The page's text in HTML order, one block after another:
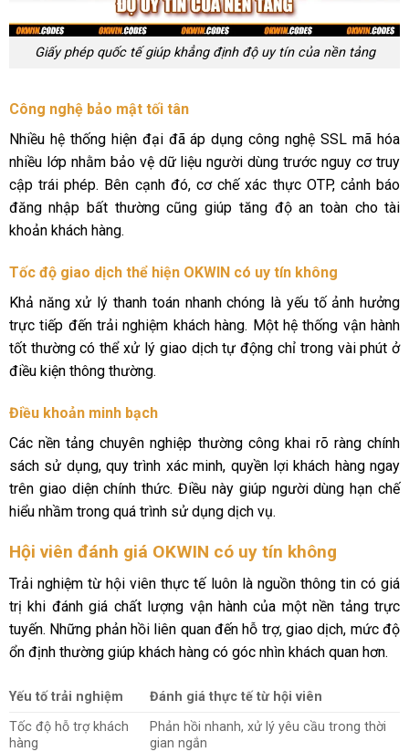
Giấy phép quốc tế giúp khẳng định độ uy tín của nền tảng
Công nghệ bảo mật tối tân
Nhiều hệ thống hiện đại đã áp dụng công nghệ SSL mã hóa
nhiều lớp nhằm bảo vệ dữ liệu người dùng trước nguy cơ truy
cập trái phép. Bên cạnh đó, cơ chế xác thực OTP, cảnh báo
đăng nhập bất thường cũng giúp tăng độ an toàn cho tài
khoản khách hàng.
Tốc độ giao dịch thể hiện OKWIN có uy tín không
Khả năng xử lý thanh toán nhanh chóng là yếu tố ảnh hưởng
trực tiếp đến trải nghiệm khách hàng. Một hệ thống vận hành
tốt thường có thể xử lý giao dịch tự động chỉ trong vài phút ở
điều kiện thông thường.
Điều khoản minh bạch
Các nền tảng chuyên nghiệp thường công khai rõ ràng chính
sách sử dụng, quy trình xác minh, quyền lợi khách hàng ngay
trên giao diện chính thức. Điều này giúp người dùng hạn chế
hiểu nhầm trong quá trình sử dụng dịch vụ.
Hội viên đánh giá OKWIN có uy tín không
Trải nghiệm từ hội viên thực tế luôn là nguồn thông tin có giá
trị khi đánh giá chất lượng vận hành của một nền tảng trực
tuyến. Những phản hồi liên quan đến hỗ trợ, giao dịch, mức độ
ổn định thường giúp khách hàng có góc nhìn khách quan hơn.
Yếu tố trải nghiệm
Đánh giá thực tế từ hội viên
Tốc độ hỗ trợ khách
hàng
Phản hồi nhanh, xử lý yêu cầu trong thời
gian ngắn